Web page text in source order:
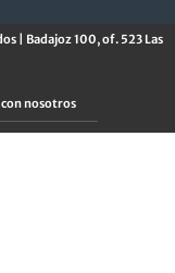
| Badajoz 100, of. 523 Las
nosotros